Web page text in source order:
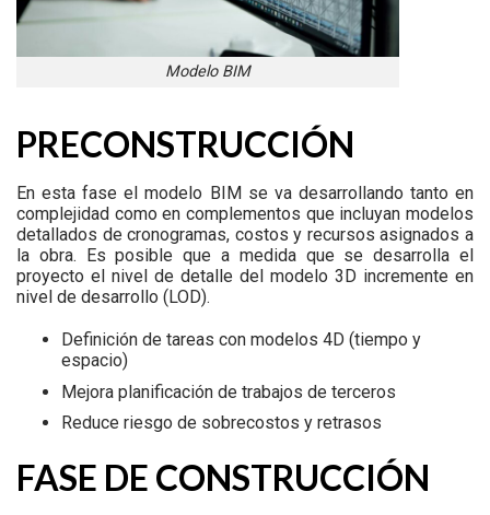
Modelo BIM
PRECONSTRUCCIÓN
En esta fase el modelo BIM se va desarrollando tanto en
complejidad como en complementos que incluyan modelos
detallados de cronogramas, costos y recursos asignados a
la obra. Es posible que a medida que se desarrolla el
proyecto el nivel de detalle del modelo 3D incremente en
nivel de desarrollo (LOD).
Definición de tareas con modelos 4D (tiempo y
espacio)
Mejora planificación de trabajos de terceros
Reduce riesgo de sobrecostos y retrasos
FASE DE CONSTRUCCIÓN